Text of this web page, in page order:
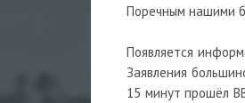
Поречным нашими
Появляется
Заявления
15 минут прошёл